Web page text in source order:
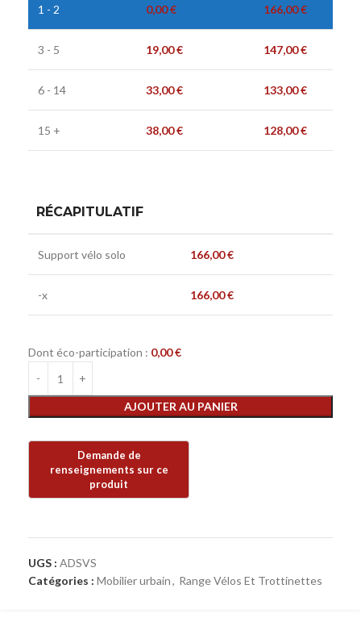
1 - 2 0,00€ 166,00€
3 - 5 19,00€ 147,00€
6 - 14 33,00€ 133,00€
15 + 38,00€ 128,00€
RÉCAPITULATIF
Support vélo solo 166,00€
-x 166,00€
Dont éco-participation : 0,00€
AJOUTER AU PANIER
UGS : ADSVS
Catégories : Mobilier urbain, Range Vélos Et Trottinettes